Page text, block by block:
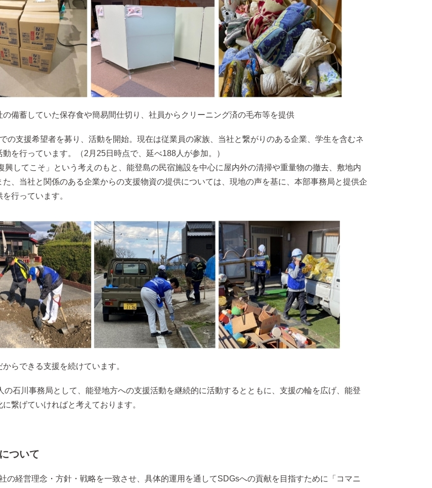
備蓄していた保存食や簡易間仕切り、社員からクリーニング済の毛布等を提供
支援希望者を募り、活動を開始。現在は従業員の家族、当社と繋がりのある企業、学生を含むネ
を行っています。（2月25日時点で、延べ188人が参加。）
してこそ」という考えのもと、能登島の民宿施設を中心に屋内外の清掃や重量物の撤去、敷地内
、当社と関係のある企業からの支援物資の提供については、現地の声を基に、本部事務局と提供企
行っています。
らできる支援を続けています。
石川事務局として、能登地方への支援活動を継続的に活動するとともに、支援の輪を広げ、能登
繋げていければと考えております。
ついて
経営理念・方針・戦略を一致させ、具体的運用を通してSDGsへの貢献を目指すために「コマニ